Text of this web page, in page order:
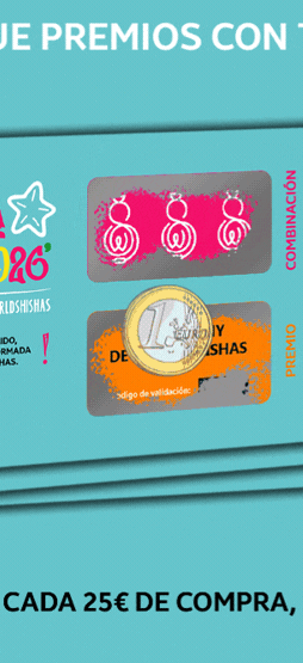
Productos
Productos relacionados con CAZOLETA
PROMETHEUS
Todos los
Respondemos todas tus